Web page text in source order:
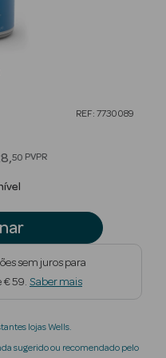
REF: 7730089
reduced from
50 PVPR
sem juros para
€ 59. Saber mais
lojas Wells.
sugerido ou recomendado pelo